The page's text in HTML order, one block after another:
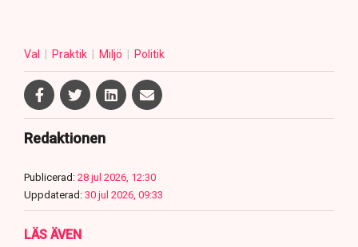
Val Praktik Miljö Politik
Redaktionen
Publicerad: 28 jul 2026, 12:30
Uppdaterad: 30 jul 2026, 09:33
LÄS ÄVEN